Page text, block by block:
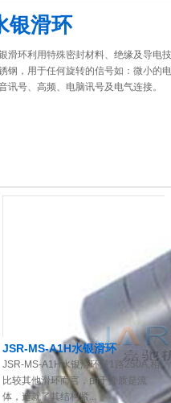
银滑环
滑环利用特殊密封材料、绝缘及导电
钢，用于任何旋转的信号如：微小的
讯号、高频、电脑讯号及电气连接。
JSR-MS-A1H水银滑环
JSR-MS-A1H水银滑环是1路250A,相
比较其他滑环而言，由于介质是流
体，造就了其结构紧...